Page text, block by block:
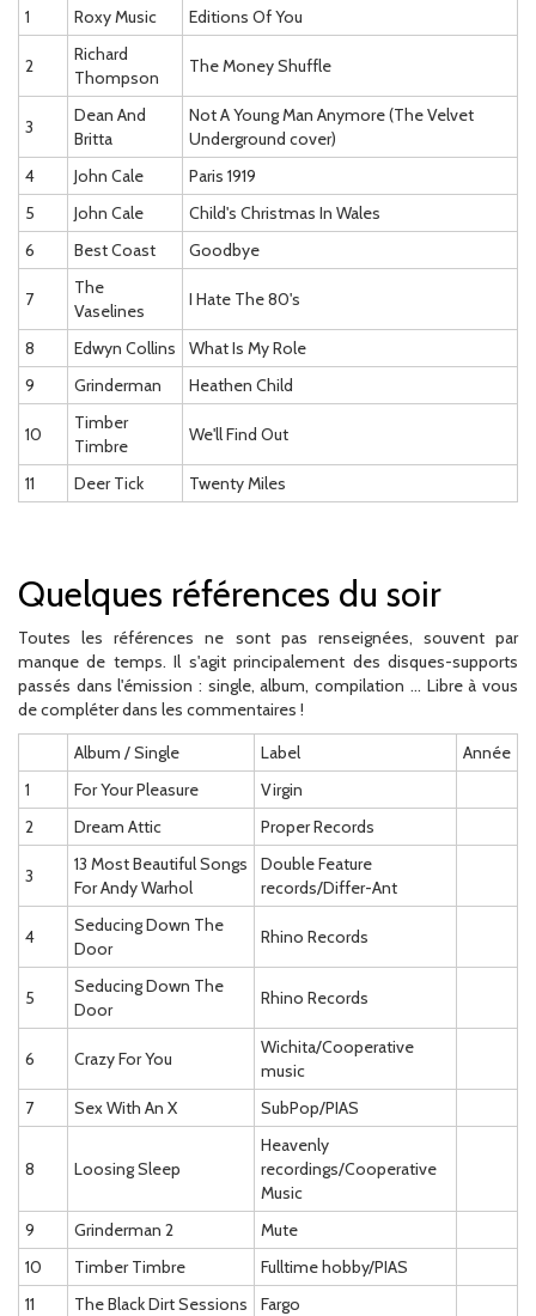
1
Roxy Music Editions Of You
2
Richard
Thompson
The Money Shuffle
3
Dean And
Britta
Not A Young Man Anymore (The Velvet
Underground cover)
4
John Cale
Paris 1919
5
John Cale
Child's Christmas In Wales
6
Best Coast Goodbye
7
The
Vaselines
I Hate The 80's
8 Edwyn Collins
What Is My Role
9
Grinderman Heathen Child
10
Timber
Timbre
We'll Find Out
11 Deer Tick Twenty Miles
Quelques références du soir
Toutes les références ne sont pas renseignées, souvent par
manque de temps. Il s'agit principalement des disques-supports
passés dans l'émission : single, album, compilation ... Libre à vous
de compléter dans les commentaires !
Album / Single
Label
Année
1
For Your Pleasure
Virgin
2
Dream Attic Proper Records
3
13 Most Beautiful Songs
For Andy Warhol
Double Feature
records/Differ-Ant
4
Seducing Down The
Door
Rhino Records
5
Seducing Down The
Door
Rhino Records
6 Crazy For You
Wichita/Cooperative
music
7
Sex With An X SubPop/PIAS
8 Loosing Sleep
Heavenly
recordings/Cooperative
Music
9
Grinderman 2
Mute
10
Timber Timbre
Fulltime hobby/PIAS
11
The Black Dirt Sessions Fargo